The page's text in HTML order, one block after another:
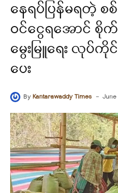
နေရပ်ပြန်မရတဲ့ စ
ဝင်ငွေရအောင် စိုက်
မွေးမြူရေး လုပ်
ပေး
ByKantarawaddy Times - June